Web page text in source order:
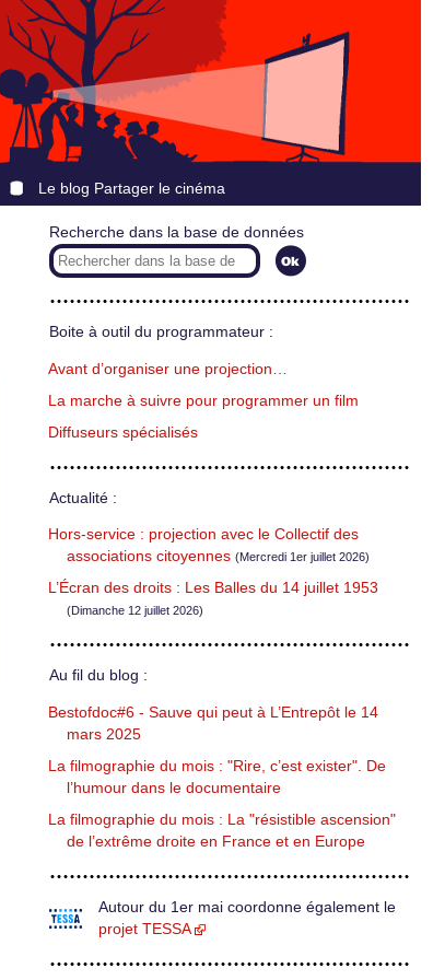
Le blog Partager le cinéma
Recherche dans la base de données
Boite à outil du programmateur :
Avant d’organiser une projection…
La marche à suivre pour programmer un film
Diffuseurs spécialisés
Actualité :
Hors-service : projection avec le Collectif des
associations citoyennes (Mercredi 1er juillet 2026)
L’Écran des droits : Les Balles du 14 juillet 1953
(Dimanche 12 juillet 2026)
Au fil du blog :
Bestofdoc#6 - Sauve qui peut à L’Entrepôt le 14
mars 2025
La filmographie du mois : "Rire, c’est exister". De
l’humour dans le documentaire
La filmographie du mois : La "résistible ascension"
de l’extrême droite en France et en Europe
Autour du 1er mai coordonne également le
projet TESSA